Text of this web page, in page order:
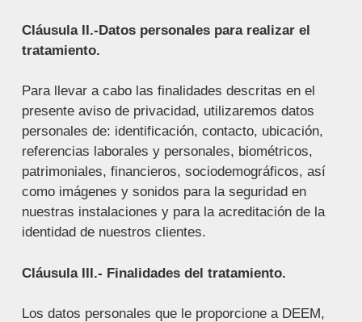
Cláusula II.-Datos personales para realizar el
tratamiento.
Para llevar a cabo las finalidades descritas en el
presente aviso de privacidad, utilizaremos datos
personales de: identificación, contacto, ubicación,
referencias laborales y personales, biométricos,
patrimoniales, financieros, sociodemográficos, así
como imágenes y sonidos para la seguridad en
nuestras instalaciones y para la acreditación de la
identidad de nuestros clientes.
Cláusula III.- Finalidades del tratamiento.
Los datos personales que le proporcione a DEEM,